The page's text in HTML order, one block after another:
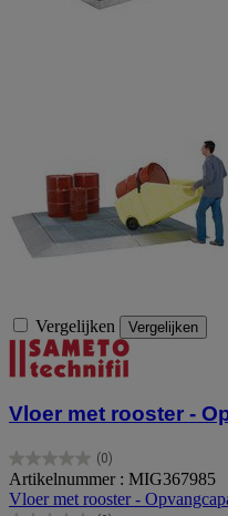
Vergelijken Vergelijken
Vloer met rooster -
(0)
0.0
van
de
Artikelnummer : MIG367985
Vloer met rooster -